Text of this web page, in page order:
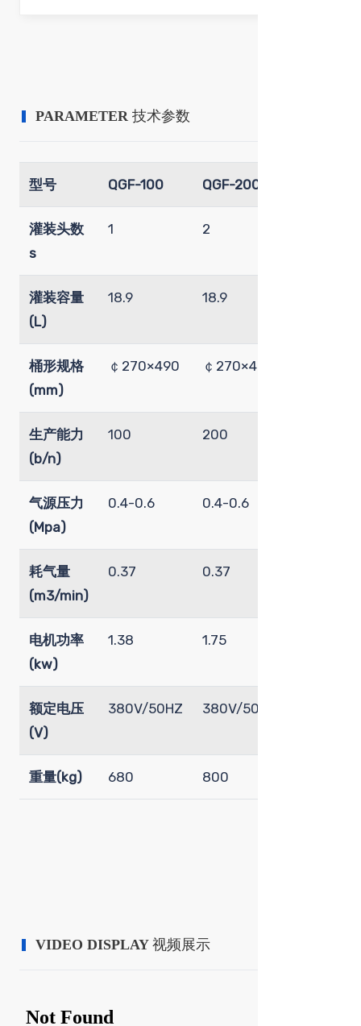
PARAMETER 技术参数
型号 QGF-100 QGF-200
灌装头数
s
1 2
灌装容量
(L)
18.9 18.9
桶形规格
(mm)
￠270×490 ￠270×490
生产能力
(b/n)
100 200
气源压力
(Mpa)
0.4-0.6 0.4-0.6
耗气量
(m3/min)
0.37 0.37
电机功率
(kw)
1.38 1.75
额定电压
(V)
380V/50HZ 380V/50HZ
重量(kg) 680 800
VIDEO DISPLAY 视频展示